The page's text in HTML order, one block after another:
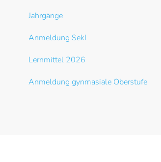
Jahrgänge
Anmeldung SekI
Lernmittel 2026
Anmeldung gynmasiale Oberstufe